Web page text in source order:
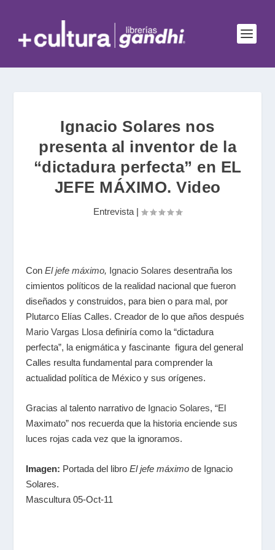
Ignacio Solares nos
presenta al inventor de la
“dictadura perfecta” en EL
JEFE MÁXIMO. Video
Entrevista |
ConEl jefe máximo, Ignacio Solares desentraña los
cimientos políticos de la realidad nacional que fueron
diseñados y construidos, para bien o para mal, por
Plutarco Elías Calles. Creador de lo que años después
Mario Vargas Llosa definiría como la “dictadura
perfecta”, la enigmática y fascinante figura del general
Calles resulta fundamental para comprender la
actualidad política de México y sus orígenes.
Gracias al talento narrativo de Ignacio Solares, “El
Maximato” nos recuerda que la historia enciende sus
luces rojas cada vez que la ignoramos.
Imagen: Portada del libroEl jefe máximo de Ignacio
Solares.
Mascultura 05-Oct-11